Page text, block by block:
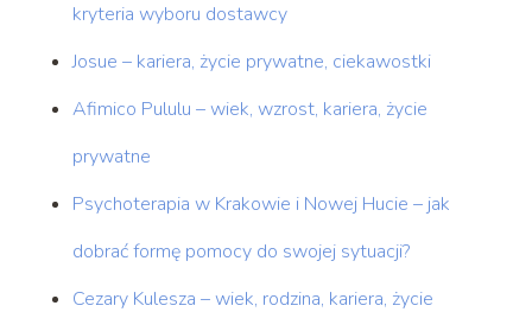
kryteria wyboru dostawcy
Josue – kariera, życie prywatne, ciekawostki
Afimico Pululu – wiek, wzrost, kariera, życie
prywatne
Psychoterapia w Krakowie i Nowej Hucie – jak
dobrać formę pomocy do swojej sytuacji?
Cezary Kulesza – wiek, rodzina, kariera, życie